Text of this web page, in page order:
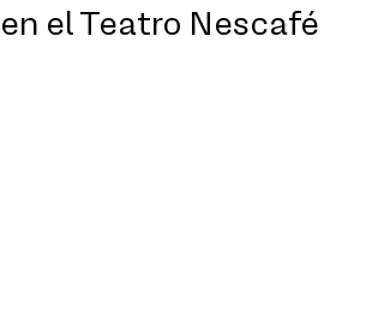
en el Teatro Nescafé